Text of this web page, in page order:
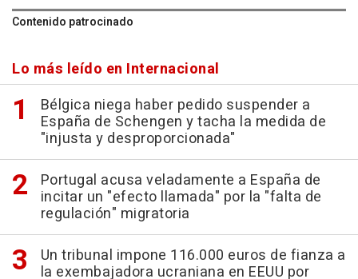
Contenido patrocinado
Lo más leído en Internacional
Bélgica niega haber pedido suspender a
España de Schengen y tacha la medida de
"injusta y desproporcionada"
Portugal acusa veladamente a España de
incitar un "efecto llamada" por la "falta de
regulación" migratoria
Un tribunal impone 116.000 euros de fianza a
la exembajadora ucraniana en EEUU por